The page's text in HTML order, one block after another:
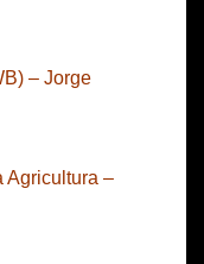
– Jorge
Agricultura –